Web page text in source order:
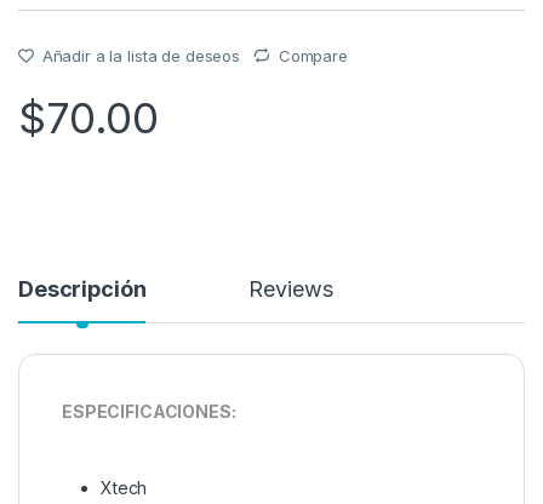
Añadir a la lista de deseos Compare
$70.00
Descripción Reviews
ESPECIFICACIONES:
Xtech